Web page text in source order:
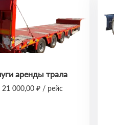
аренды трала
21 000,00 ₽ / рейс